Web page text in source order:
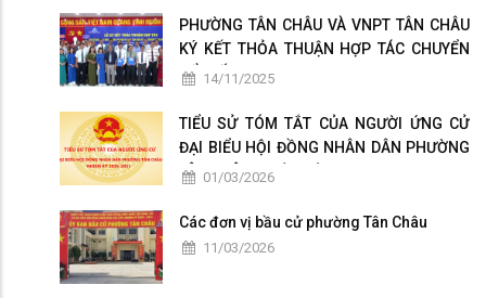
PHƯỜNG TÂN CHÂU VÀ VNPT TÂN CHÂU
KÝ KẾT THỎA THUẬN HỢP TÁC CHUYỂN
ĐỔI SỐ14/11/2025
TIỂU SỬ TÓM TẮT CỦA NGƯỜI ỨNG CỬ
ĐẠI BIỂU HỘI ĐỒNG NHÂN DÂN PHƯỜNG
TÂN CHÂU NHIỆM KỲ 2026-2031
01/03/2026
Các đơn vị bầu cử phường Tân Châu
11/03/2026